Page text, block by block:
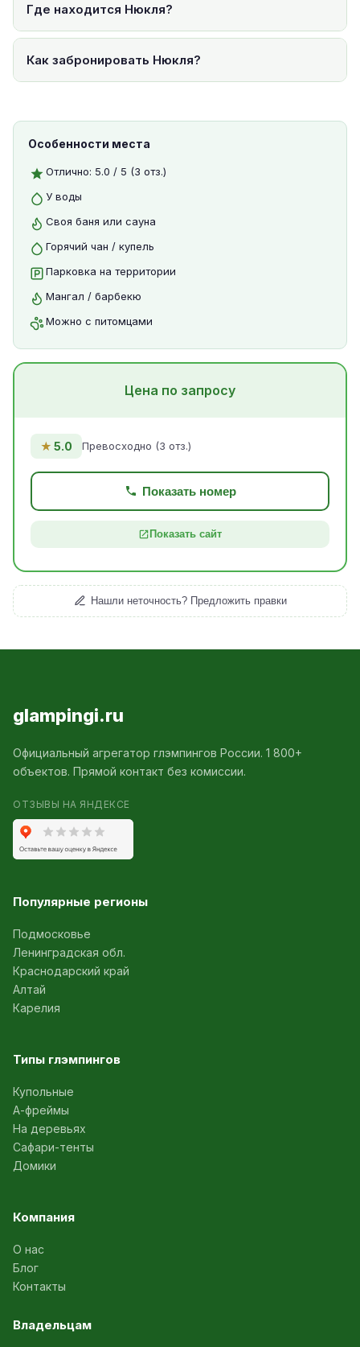
Где находится Нюкля?
Как забронировать Нюкля?
Особенности места
Отлично: 5.0 / 5 (3 отз.)
У воды
Своя баня или сауна
Горячий чан / купель
Парковка на территории
Мангал / барбекю
Можно с питомцами
Цена по запросу
★ 5.0 Превосходно (3 отз.)
Показать номер
Показать сайт
Нашли неточность? Предложить правки
glampingi.ru
Официальный агрегатор глэмпингов России. 1 800+
объектов. Прямой контакт без комиссии.
ОТЗЫВЫ НА ЯНДЕКСЕ
Популярные регионы
Подмосковье
Ленинградская обл.
Краснодарский край
Алтай
Карелия
Типы глэмпингов
Купольные
А-фреймы
На деревьях
Сафари-тенты
Домики
Компания
О нас
Блог
Контакты
Владельцам